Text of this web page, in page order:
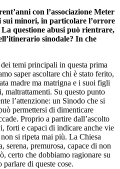
con l’associazione Meter
sui minori, in particolare l’orrore
questione abusi può rientrare,
sinodale? In che
temi principali in questa prima
saper ascoltare chi è stato ferito,
madre ma matrigna e i suoi figli
maltrattamenti. Su questo punto
l’attenzione: un Sinodo che si
permettersi di dimenticare
Proprio a partire dall’ascolto
forti e capaci di indicare anche vie
si ripeta mai più. La Chiesa
serena, premurosa, capace di non
certo che dobbiamo ragionare su
parlare di queste cose.